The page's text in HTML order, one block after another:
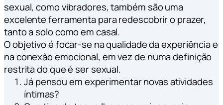
sexual, como vibradores, também são uma
excelente ferramenta para redescobrir o prazer,
tanto a solo como em casal.
O objetivo é focar-se na qualidade da experiência e
na conexão emocional, em vez de numa definição
restrita do que é ser sexual.
Já pensou em experimentar novas atividades
íntimas?